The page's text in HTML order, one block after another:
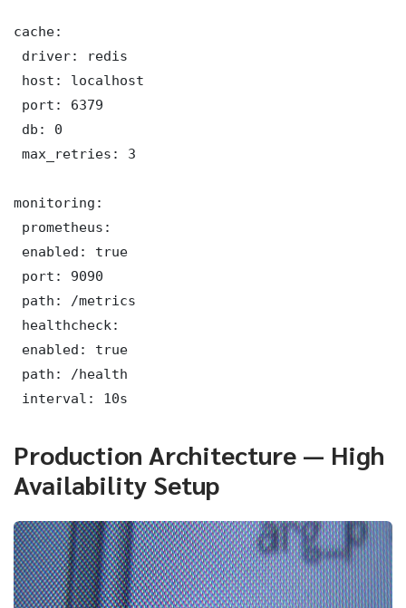
cache:
driver: redis
host: localhost
port: 6379
db: 0
max_retries: 3
monitoring:
prometheus:
enabled: true
port: 9090
path: /metrics
healthcheck:
enabled: true
path: /health
interval: 10s
Production Architecture — High
Availability Setup